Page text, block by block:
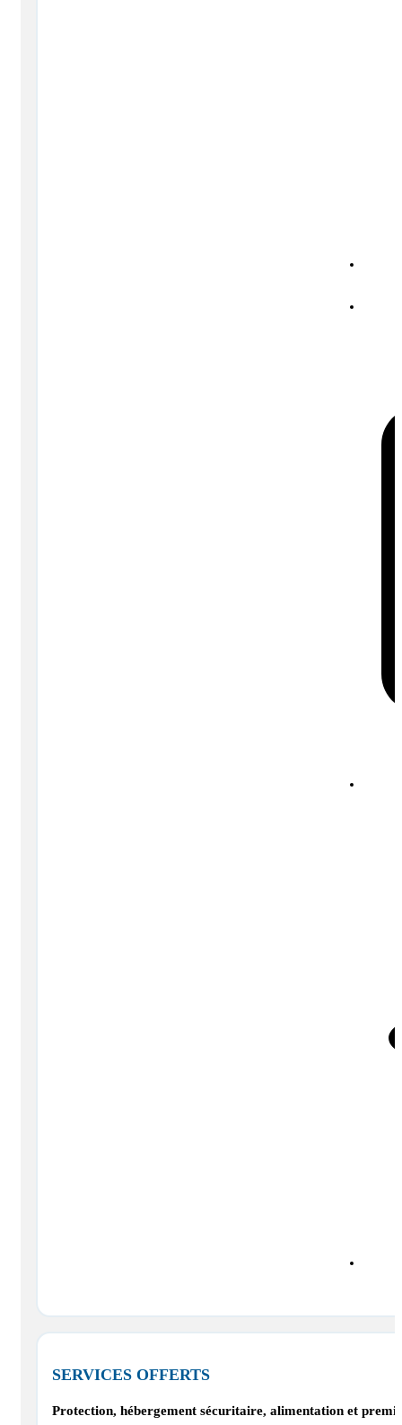
SERVICES OFFERTS
Protection, hébergement sécuritaire, alimentation et